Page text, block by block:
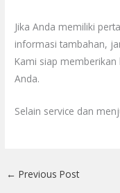
Jika Anda memiliki
informasi tambahan,
Kami siap
Anda.
Selain service dan
← Previous Post